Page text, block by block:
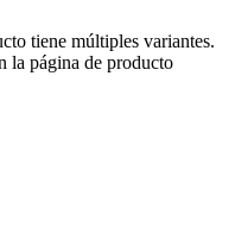
tiene múltiples variantes.
la página de producto